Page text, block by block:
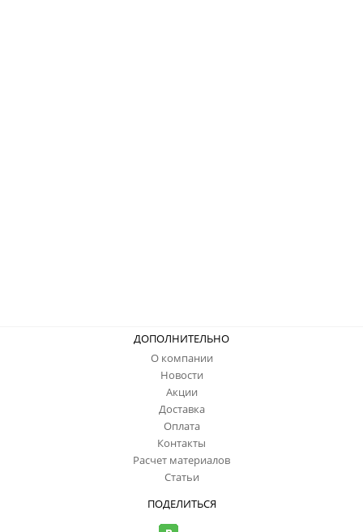
ДОПОЛНИТЕЛЬНО
О компании
Новости
Акции
Доставка
Оплата
Контакты
Расчет материалов
Статьи
ПОДЕЛИТЬСЯ